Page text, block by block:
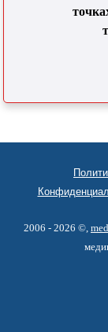
2006 - 2026 ©,